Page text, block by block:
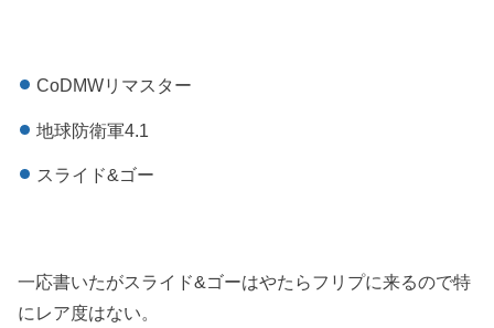
CoDMWリマスター
地球防衛軍4.1
スライド&ゴー
一応書いたがスライド&ゴーはやたらフリプに来るので特
にレア度はない。